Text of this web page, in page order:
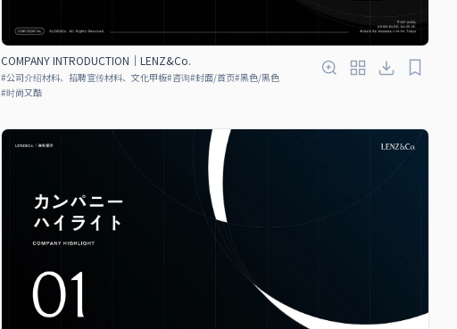
COMPANY INTRODUCTION｜LENZ&Co.
#公司介绍材料、招聘宣传材料、文化甲板#咨询#封面/首页#黑色/黑色
#时尚又酷